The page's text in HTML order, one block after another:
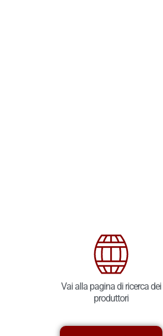
Vai alla pagina di ricerca dei
produttori